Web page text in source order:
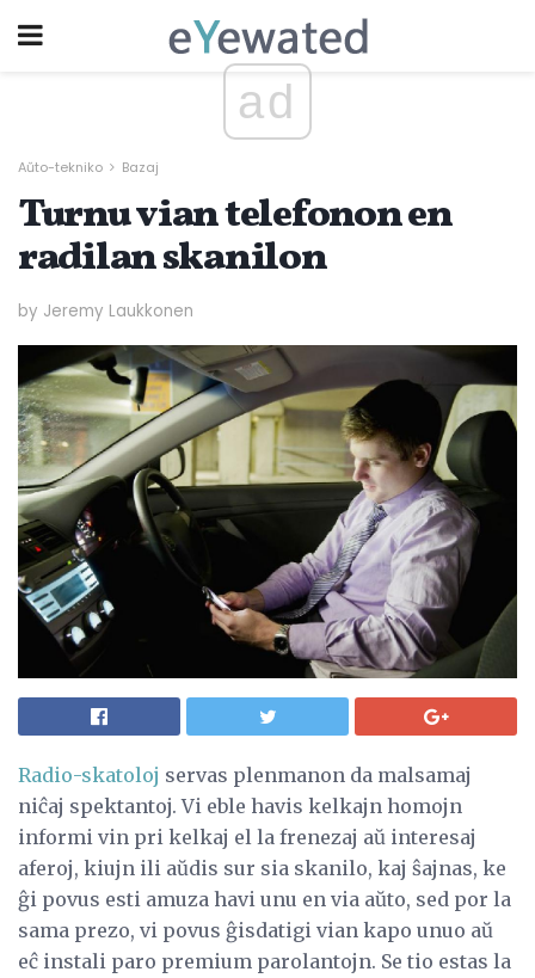
ad
Aŭto-tekniko Bazaj
Turnu vian telefonon en
radilan skanilon
by Jeremy Laukkonen
Radio-skatoloj servas plenmanon da malsamaj
niĉaj spektantoj. Vi eble havis kelkajn homojn
informi vin pri kelkaj el la frenezaj aŭ interesaj
aferoj, kiujn ili aŭdis sur sia skanilo, kaj ŝajnas, ke
ĝi povus esti amuza havi unu en via aŭto, sed por la
sama prezo, vi povus ĝisdatigi vian kapo unuo aŭ
eĉ instali paro premium parolantojn. Se tio estas la